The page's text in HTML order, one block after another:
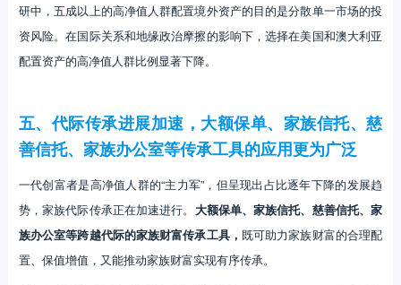
研中，五成以上的高净值人群配置境外资产的目的是分散单一市场的投
资风险。在国际关系和地缘政治摩擦的影响下，选择在美国和澳大利亚
配置资产的高净值人群比例显著下降。
五、代际传承进展加速，大额保单、家族信托、慈
善信托、家族办公室等传承工具的应用更为广泛
一代创富者是高净值人群的“主力军”，但呈现出占比逐年下降的发展趋
势，家族代际传承正在加速进行。 大额保单、家族信托、慈善信托、家
族办公室等跨越代际的家族财富传承工具， 既可助力家族财富的合理配
置、保值增值，又能推动家族财富实现有序传承。